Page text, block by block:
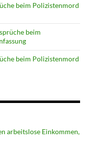
beim Polizistenmord
beim
beim Polizistenmord
arbeitslose Einkommen,